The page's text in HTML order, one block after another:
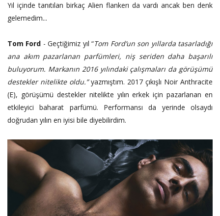
Yıl içinde tanıtılan birkaç Alien flankerı da vardı ancak ben denk
gelemedim...
Tom Ford - Geçtiğimiz yıl “Tom Ford’un son yıllarda tasarladığı
ana akım pazarlanan parfümleri, niş seriden daha başarılı
buluyorum. Markanın 2016 yılındaki çalışmaları da görüşümü
destekler nitelikte oldu.”yazmıştım. 2017 çıkışlı Noir Anthracite
(E), görüşümü destekler nitelikte yılın erkek için pazarlanan en
etkileyici baharat parfümü. Performansı da yerinde olsaydı
doğrudan yılın en iyisi bile diyebilirdim.